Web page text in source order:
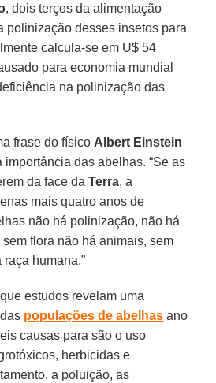
, dois terços da alimentação
polinização desses insetos para
calcula-se em U$ 54
para economia mundial
na polinização das
frase do físico Albert Einstein
importância das abelhas. “Se as
da face daTerra, a
mais quatro anos de
não há polinização, não há
flora não há animais, sem
humana.”
estudos revelam uma
populações de abelhas ano
causas para são o uso
herbicidas e
a poluição, as